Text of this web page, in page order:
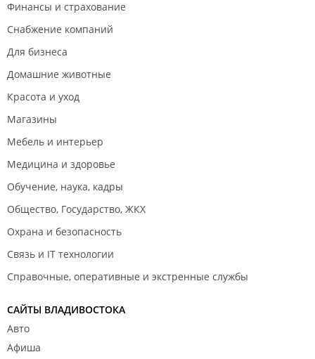
Финансы и страхование
Снабжение компаний
Для бизнеса
Домашние животные
Красота и уход
Магазины
Мебель и интерьер
Медицина и здоровье
Обучение, наука, кадры
Общество, Государство, ЖКХ
Охрана и безопасность
Связь и IT технологии
Справочные, оперативные и экстренные службы
САЙТЫ ВЛАДИВОСТОКА
Авто
Афиша